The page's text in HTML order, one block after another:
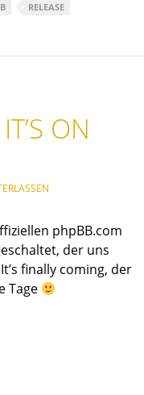
RELEASE
ON
phpBB.com
der uns
finally coming, der
Tage